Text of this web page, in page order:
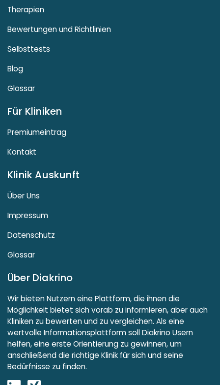
Therapien
Bewertungen und Richtlinien
Selbsttests
Blog
Glossar
Für Kliniken
Premiumeintrag
Kontakt
Klinik Auskunft
Über Uns
Impressum
Datenschutz
Glossar
Über Diakrino
Wir bieten Nutzern eine Plattform, die ihnen die
Möglichkeit bietet sich vorab zu informieren, aber auch
Kliniken zu bewerten und zu vergleichen. Als eine
wertvolle Informationsplattform soll Diakrino Usern
helfen, eine erste Orientierung zu gewinnen, um
anschließend die richtige Klinik für sich und seine
Bedürfnisse zu finden.